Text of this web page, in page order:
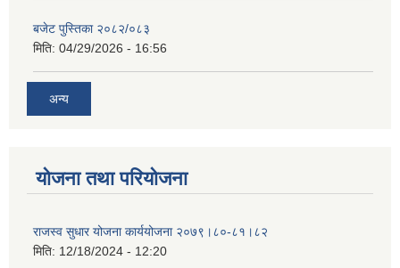
बजेट पुस्तिका २०८२/०८३
मिति: 04/29/2026 - 16:56
अन्य
योजना तथा परियोजना
राजस्व सुधार योजना कार्ययोजना २०७९।८०-८१।८२
मिति: 12/18/2024 - 12:20